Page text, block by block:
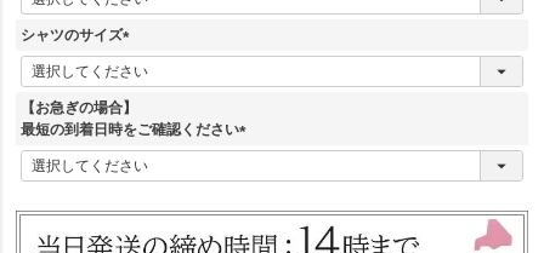
必
須
)
シャツのサイズ
(
必
須
)
【お急ぎの場合】
最短の到着日時をご確認ください
(
必